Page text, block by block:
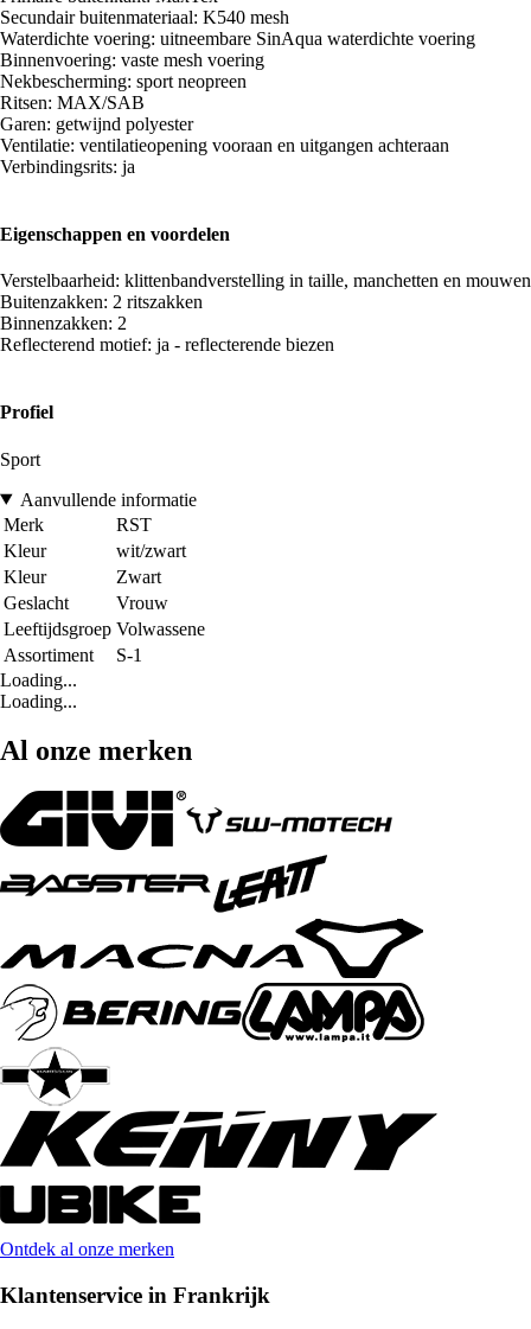
Secundair buitenmateriaal: K540 mesh
Waterdichte voering: uitneembare SinAqua waterdichte voering
Binnenvoering: vaste mesh voering
Nekbescherming: sport neopreen
Ritsen: MAX/SAB
Garen: getwijnd polyester
Ventilatie: ventilatieopening vooraan en uitgangen achteraan
Verbindingsrits: ja
Eigenschappen en voordelen
Verstelbaarheid: klittenbandverstelling in taille, manchetten en mouwen
Buitenzakken: 2 ritszakken
Binnenzakken: 2
Reflecterend motief: ja - reflecterende biezen
Profiel
Sport
Aanvullende informatie
Merk
RST
Kleur
wit/zwart
Kleur
Zwart
Geslacht
Vrouw
Leeftijdsgroep Volwassene
Assortiment
S-1
Loading...
Loading...
Al onze merken
Ontdek al onze merken
Klantenservice in Frankrijk